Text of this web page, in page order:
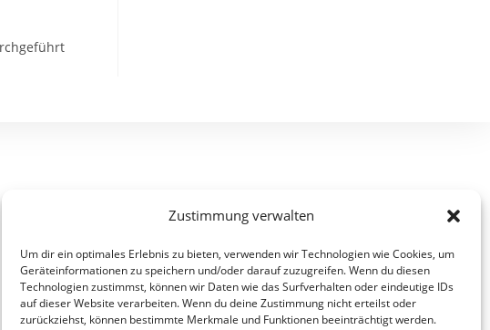
Zustimmung verwalten
Um dir ein optimales Erlebnis zu bieten, verwenden wir Technologien wie Cookies, um
Geräteinformationen zu speichern und/oder darauf zuzugreifen. Wenn du diesen
Technologien zustimmst, können wir Daten wie das Surfverhalten oder eindeutige IDs
auf dieser Website verarbeiten. Wenn du deine Zustimmung nicht erteilst oder
zurückziehst, können bestimmte Merkmale und Funktionen beeinträchtigt werden.